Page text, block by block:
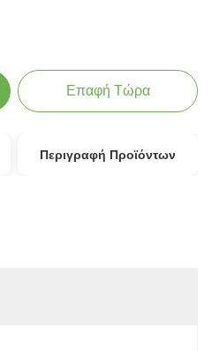
Επαφή Τώρα
Περιγραφή Προϊόντων